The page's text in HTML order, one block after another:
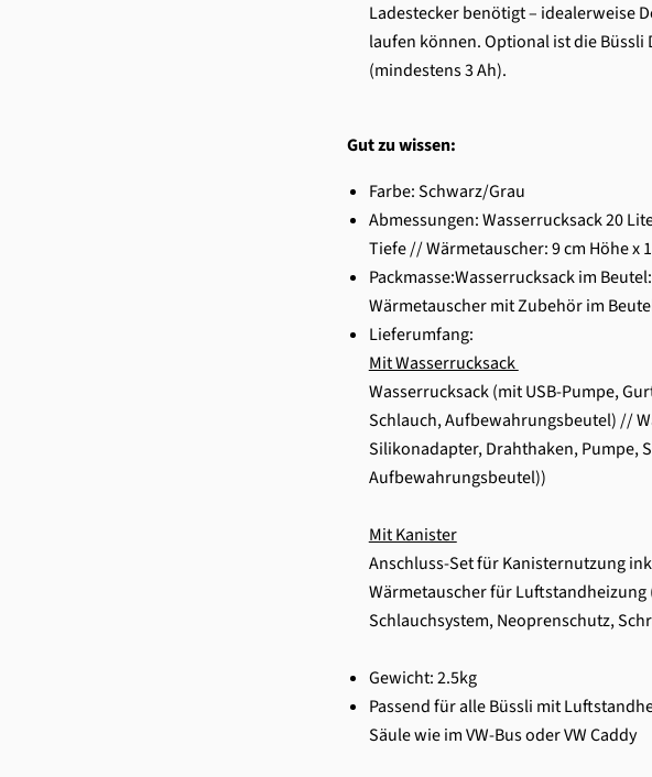
Ladestecker benötigt – idealerweise
laufen können. Optional ist die
(mindestens 3 Ah).
Gut zu wissen:
Farbe: Schwarz/Grau
Abmessungen:Wasserrucksack 20
Tiefe // Wärmetauscher: 9 cm Höhe x
Packmasse:Wasserrucksack im
Wärmetauscher mit Zubehör im
Lieferumfang:
Mit Wasserrucksack
Wasserrucksack (mit USB-Pumpe,
Schlauch, Aufbewahrungsbeutel) //
Silikonadapter, Drahthaken, Pumpe,
Aufbewahrungsbeutel))
Mit Kanister
Anschluss-Set für Kanisternutzung
Wärmetauscher für
Schlauchsystem, Neoprenschutz,
Gewicht: 2.5kg
Passend für alle Büssli mit
Säule wie im VW-Bus oder VW Caddy